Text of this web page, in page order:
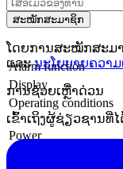
Laser
Alarm function
Display
Operating conditions
Power
ສະໝັກສະມາຊິກ
ໂດຍການສະໝັກສະມ
ແລະນະໂຍບາຍຄວາ
ການຊ່ວຍເຫຼືໍາດ່ວນ
ເຂົ້າເຖິງຜູ້ຊ່ຽວຊານທີ່